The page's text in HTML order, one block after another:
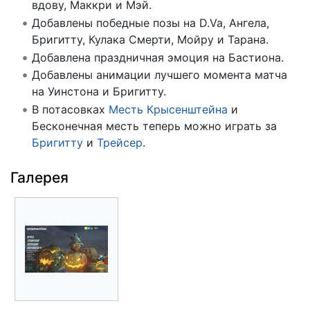
вдову, Маккри и Мэй.
Добавлены победные позы на D.Va, Ангела,
Бригитту, Кулака Смерти, Мойру и Тарана.
Добавлена праздничная эмоция на Бастиона.
Добавлены анимации лучшего момента матча
на Уинстона и Бригитту.
В потасовках Месть Крысенштейна и
Бесконечная месть теперь можно играть за
Бригиттуи Трейсер.
Галерея